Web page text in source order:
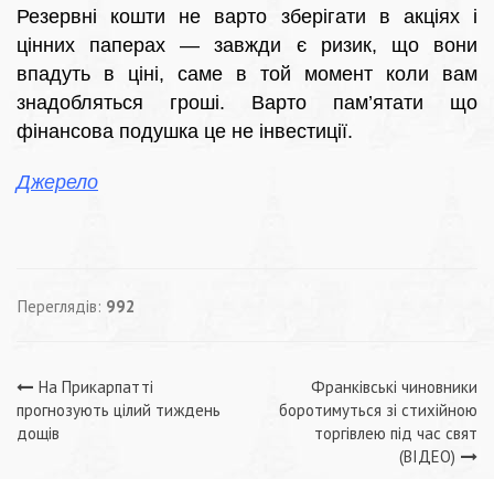
Резервні кошти не варто зберігати в акціях і
цінних паперах — завжди є ризик, що вони
впадуть в ціні, саме в той момент коли вам
знадобляться гроші. Варто пам’ятати що
фінансова подушка це не інвестиції.
Джерело
Переглядів: 992
Навігація
записів
На Прикарпатті
прогнозують цілий тиждень
дощів
Франківські чиновники
боротимуться зі стихійною
торгівлею під час свят
(ВІДЕО)